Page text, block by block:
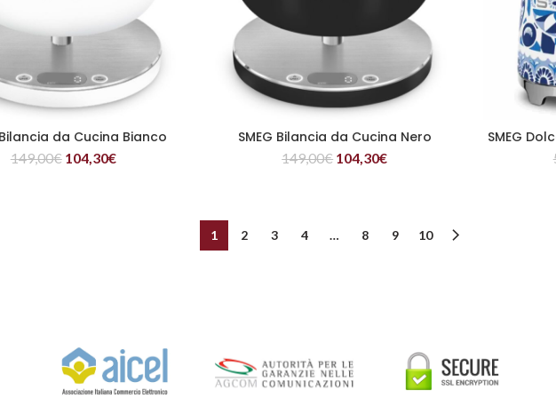
LEGGI TUTTO
Bilancia da Cucina Bianco
149,00€ 104,30€
LEGGI TUTTO
SMEG Bilancia da Cucina Nero
149,00€ 104,30€
SMEG
1 2 3 4 … 8 9 10